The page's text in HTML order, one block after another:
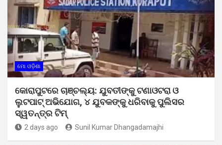
ମୋ ଓଡ଼ିଶା
କୋରାପୁଟରେ ଚାଞ୍ଚଲ୍ୟ: ଯୁବତୀଙ୍କୁ ଟଣାଓଟରା ଓ
ଲୁଟପାଟ୍ ଅଭିଯୋଗ, ୪ ଯୁବକଙ୍କୁ ଧରିବାକୁ ପୁଲିସର
ସ୍ୱତନ୍ତ୍ର ଟିମ୍
2 days ago Sunil Kumar Dhangadamajhi